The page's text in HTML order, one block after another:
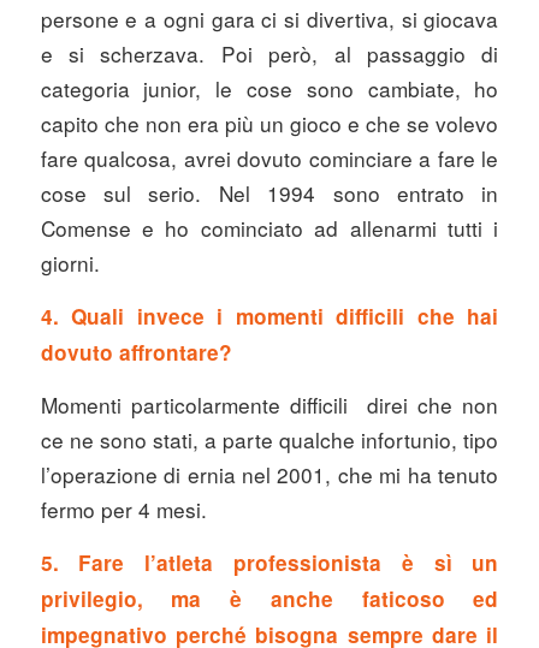
persone e a ogni gara ci si divertiva, si giocava
e si scherzava. Poi però, al passaggio di
categoria junior, le cose sono cambiate, ho
capito che non era più un gioco e che se volevo
fare qualcosa, avrei dovuto cominciare a fare le
cose sul serio. Nel 1994 sono entrato in
Comense e ho cominciato ad allenarmi tutti i
giorni.
4. Quali invece i momenti difficili che hai
dovuto affrontare?
Momenti particolarmente difficili direi che non
ce ne sono stati, a parte qualche infortunio, tipo
l’operazione di ernia nel 2001, che mi ha tenuto
fermo per 4 mesi.
5. Fare l’atleta professionista è sì un
privilegio, ma è anche faticoso ed
impegnativo perché bisogna sempre dare il